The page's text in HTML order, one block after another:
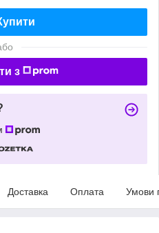
з
Доставка Оплата Умови